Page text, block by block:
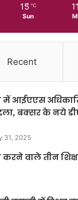
15 ℃
Sun
Recent
में आईएएस
बक्सर के नये
31, 2025
करने वाले तीन